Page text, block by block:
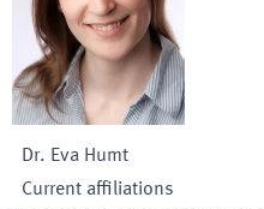
Dr. Eva Humt
Current affiliations